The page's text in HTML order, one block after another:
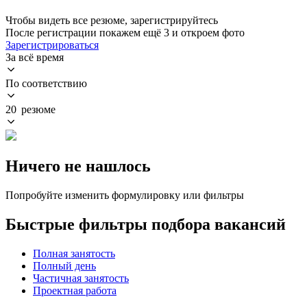
Чтобы видеть все резюме, зарегистрируйтесь
После регистрации покажем ещё 3 и откроем фото
Зарегистрироваться
За всё время
По соответствию
20 резюме
Ничего не нашлось
Попробуйте изменить формулировку или фильтры
Быстрые фильтры подбора вакансий
Полная занятость
Полный день
Частичная занятость
Проектная работа